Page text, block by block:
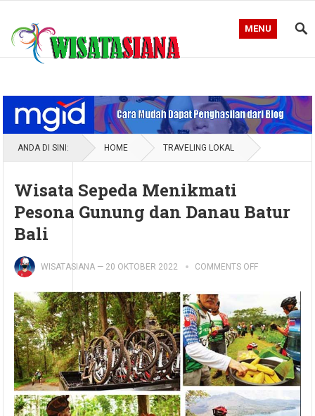
MENU
ANDA DI SINI: HOME TRAVELING LOKAL
Wisata Sepeda Menikmati
Pesona Gunung dan Danau Batur
Bali
WISATASIANA — 20 OKTOBER 2022 COMMENTS OFF